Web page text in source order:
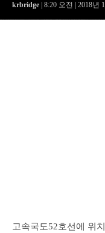
krbridge | 8:20 오전 | 2018년
고속국도52호선에 위